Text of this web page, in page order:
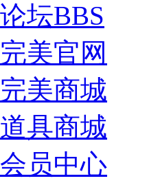
论坛BBS
完美官网
完美商城
道具商城
会员中心